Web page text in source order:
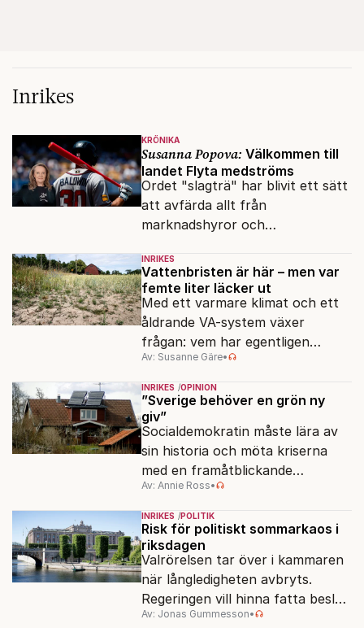
Inrikes
KRÖNIKA
Susanna Popova: Välkommen till
landet Flyta medströms
Ordet "slagträ" har blivit ett sätt
att avfärda allt från
marknadshyror och
om antisemitism.
INRIKES
Vattenbristen är här – men var
femte liter läcker ut
Med ett varmare klimat och ett
åldrande VA-system växer
frågan: vem har egentligen
ansvar för Sveriges
vattenresurser?
Av: Susanne Gäre•
INRIKES OPINION
”Sverige behöver en grön ny
giv”
Socialdemokratin måste lära av
sin historia och möta kriserna
med en framåtblickande
strukturpolitik för att göra
Sverige långsiktigt hållbart,
jämlikt och kriståligt.
Av: Annie Ross•
INRIKES POLITIK
Risk för politiskt sommarkaos i
riksdagen
Valrörelsen tar över i kammaren
när långledigheten avbryts.
Regeringen vill hinna fatta beslut
före valet – men oppositionen
Av: Jonas Gummesson•